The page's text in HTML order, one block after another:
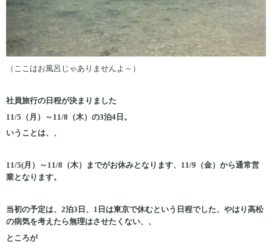
（ここはお風呂じゃありませんよ～）
社員旅行の日程が決まりました
11/5（月）～11/8（木）の3泊4日。
いうことは、、
11/5(月）～11/8（木）までがお休みとなります、11/9（金）から通常営
業となります。
当初の予定は、2泊3日、1日は東京で休むという日程でした、やはり高松
の病気を考えたら無理はさせたくない、、
ところが